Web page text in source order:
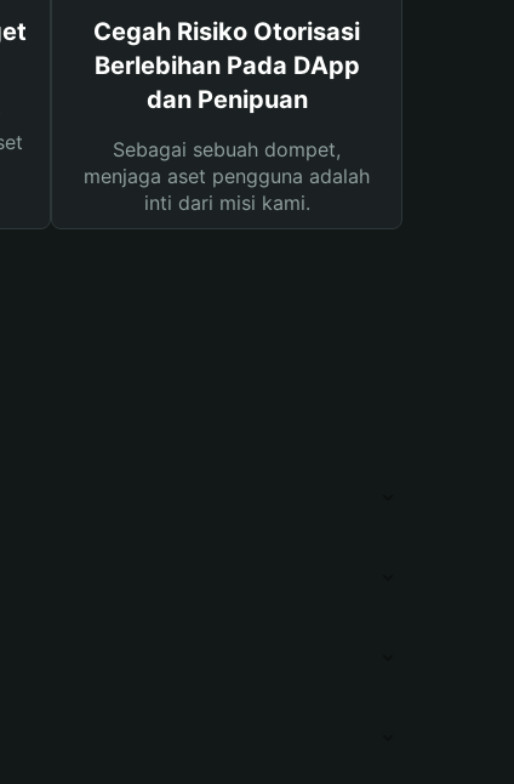
Cegah Risiko Otorisasi
Berlebihan Pada DApp
dan Penipuan
Sebagai sebuah dompet,
menjaga aset pengguna adalah
inti dari misi kami.